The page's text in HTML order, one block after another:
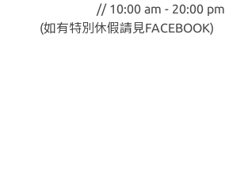
// 10:00 am - 20:00 pm
(如有特別休假請見 FACEBOOK)